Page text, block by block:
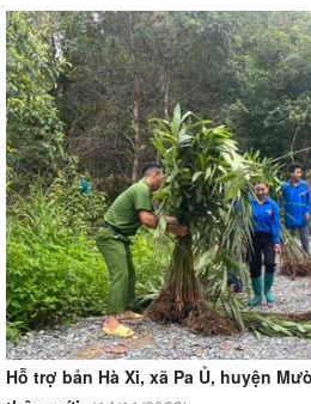
Hỗ trợ bản Hà Xi, xã Pa Ủ, huyện